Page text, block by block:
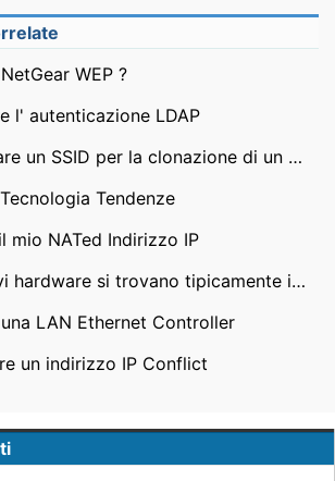
WEP ?
l' autenticazione LDAP
Come modificare un SSID per la clonazione di un Drive
Tendenze
mio NATed Indirizzo IP
Quali dispositivi hardware si trovano tipicamente in una LAN ?
LAN Ethernet Controller
un indirizzo IP Conflict